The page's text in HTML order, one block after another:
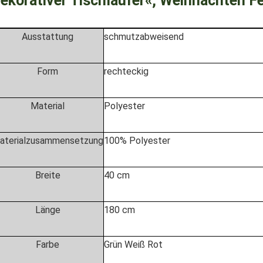
Ausstattung schmutzabweisend
Form rechteckig
Material Polyester
100% Polyester
Breite 40 cm
Länge 180 cm
Farbe Grün Weiß Rot